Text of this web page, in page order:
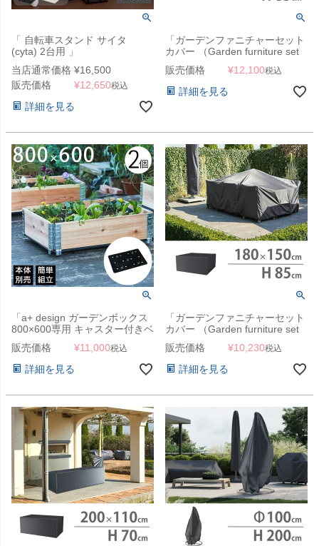
「 自転車スタンド サイタ
(cyta) 2台用 」
当店通常価格 ¥16,500
販売価格
¥12,650税込
詳細を見る
「ガーデンファニチャーセット
カバー （Garden furniture set
cover） エアロカバー
（AeroCover） #7915
200x190x85cm（NS）」【沖
縄・離島は送料要見積り】
販売価格 ¥12,100税込
詳細を見る
「a+ design ガーデンボックス
800×600専用 キャスター付きベ
ース 2個セット」
販売価格 ¥11,000税込
詳細を見る
「ガーデンファニチャーセット
カバー （Garden furniture set
cover） エアロカバー
（AeroCover） #7930
180x150x85cm」【沖縄・離島
は送料要見積り】
販売価格 ¥10,230税込
詳細を見る